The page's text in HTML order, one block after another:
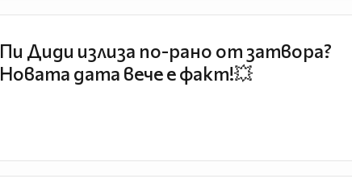
Пи Диди излиза по-рано от затвора?
Новата дата вече е факт!💥